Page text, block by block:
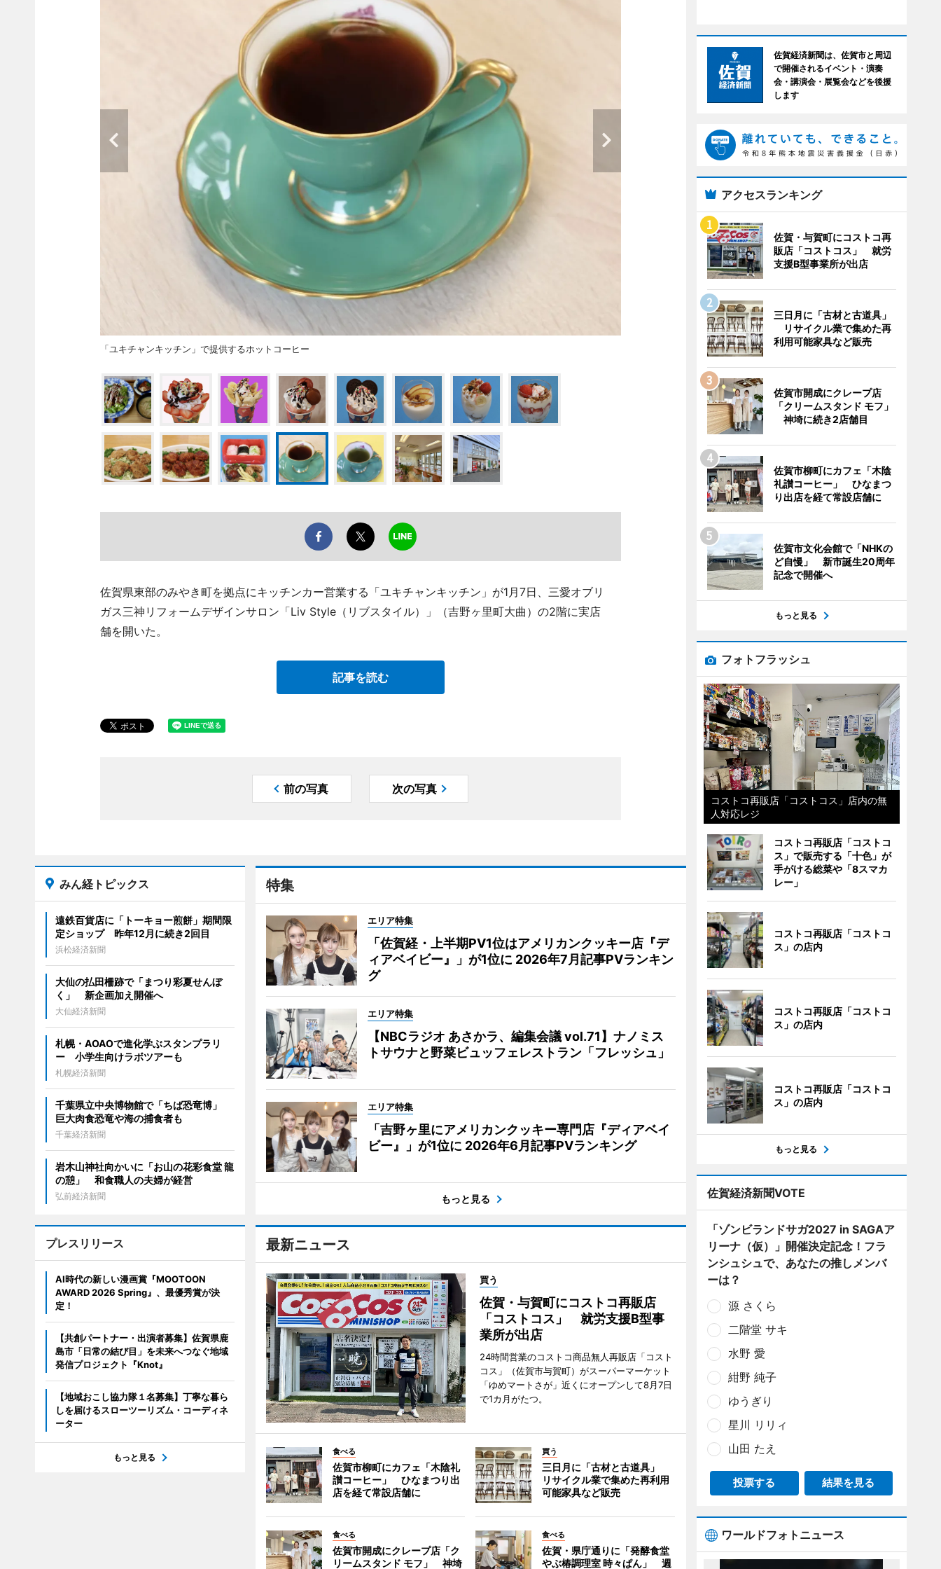
「ユキチャンキッチン」で提供するホットコーヒー
佐賀県東部のみやき町を拠点にキッチンカー営業する「ユキチャンキッチン」が1月7日、三愛オブリ
ガス三神リフォームデザインサロン「Liv Style（リブスタイル）」（吉野ヶ里町大曲）の2階に実店
舗を開いた。
記事を読む
前の写真 次の写真
特集
エリア特集
「佐賀経・上半期PV1位はアメリカンクッキー店『デ
ィアベイビー』」が1位に 2026年7月記事PVランキン
グ
エリア特集
【NBCラジオ あさかラ、編集会議 vol.71】ナノミス
トサウナと野菜ビュッフェレストラン「フレッシュ」
エリア特集
「吉野ヶ里にアメリカンクッキー専門店『ディアベイ
ビー』」が1位に 2026年6月記事PVランキング
もっと見る
最新ニュース
買う
佐賀・与賀町にコストコ再販店
「コストコス」 就労支援B型事
業所が出店
24時間営業のコストコ商品無人再販店「コスト
コス」（佐賀市与賀町）がスーパーマーケット
「ゆめマートさが」近くにオープンして8月7日
で1カ月がたつ。
食べる
佐賀市柳町にカフェ「木陰礼
讃コーヒー」 ひなまつり出
店を経て常設店舗に
買う
三日月に「古材と古道具」
リサイクル業で集めた再利用
可能家具など販売
食べる
佐賀市開成にクレープ店「ク
リームスタンド モフ」 神埼
食べる
佐賀・県庁通りに「発酵食堂
やぶ椿調理室 時々ぱん」 週
みん経トピックス
遠鉄百貨店に「トーキョー煎餅」期間限
定ショップ 昨年12月に続き2回目
浜松経済新聞
大仙の払田柵跡で「まつり彩夏せんぼ
く」 新企画加え開催へ
大仙経済新聞
札幌・AOAOで進化学ぶスタンプラリ
ー 小学生向けラボツアーも
札幌経済新聞
千葉県立中央博物館で「ちば恐竜博」
巨大肉食恐竜や海の捕食者も
千葉経済新聞
岩木山神社向かいに「お山の花彩食堂 龍
の憩」 和食職人の夫婦が経営
弘前経済新聞
プレスリリース
AI時代の新しい漫画賞『MOOTOON
AWARD 2026 Spring』、最優秀賞が決
定！
【共創パートナー・出演者募集】佐賀県鹿
島市「日常の結び目」を未来へつなぐ地域
発信プロジェクト『Knot』
【地域おこし協力隊１名募集】丁寧な暮ら
しを届けるスローツーリズム・コーディネ
ーター
もっと見る
佐賀経済新聞は、佐賀市と周辺
で開催されるイベント・演奏
会・講演会・展覧会などを後援
します
アクセスランキング
佐賀・与賀町にコストコ再
販店「コストコス」 就労
支援B型事業所が出店
三日月に「古材と古道具」
リサイクル業で集めた再
利用可能家具など販売
佐賀市開成にクレープ店
「クリームスタンド モフ」
神埼に続き2店舗目
佐賀市柳町にカフェ「木陰
礼讃コーヒー」 ひなまつ
り出店を経て常設店舗に
佐賀市文化会館で「NHKの
ど自慢」 新市誕生20周年
記念で開催へ
もっと見る
フォトフラッシュ
コストコ再販店「コストコス」店内の無
人対応レジ
コストコ再販店「コストコ
ス」で販売する「十色」が
手がける総菜や「8スマカ
レー」
コストコ再販店「コストコ
ス」の店内
コストコ再販店「コストコ
ス」の店内
コストコ再販店「コストコ
ス」の店内
もっと見る
佐賀経済新聞VOTE
「ゾンビランドサガ2027 in SAGAア
リーナ（仮）」開催決定記念！フラ
ンシュシュで、あなたの推しメンバ
ーは？
源 さくら
二階堂 サキ
水野 愛
紺野 純子
ゆうぎり
星川 リリィ
山田 たえ
投票する 結果を見る
ワールドフォトニュース